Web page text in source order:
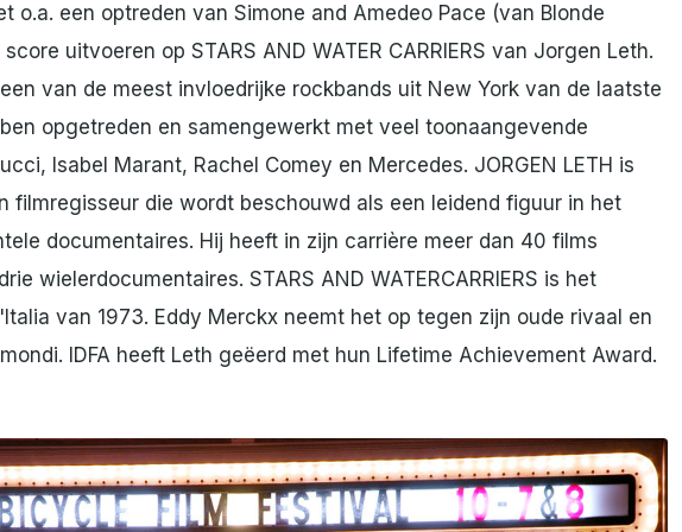
o.a. een optreden van Simone and Amedeo Pace (van Blonde
uitvoeren op STARS AND WATER CARRIERS van Jorgen Leth.
een van de meest invloedrijke rockbands uit New York van de laatste
opgetreden en samengewerkt met veel toonaangevende
Isabel Marant, Rachel Comey en Mercedes. JORGEN LETH is
filmregisseur die wordt beschouwd als een leidend figuur in het
documentaires. Hij heeft in zijn carrière meer dan 40 films
wielerdocumentaires. STARS AND WATERCARRIERS is het
van 1973. Eddy Merckx neemt het op tegen zijn oude rivaal en
IDFA heeft Leth geëerd met hun Lifetime Achievement Award.